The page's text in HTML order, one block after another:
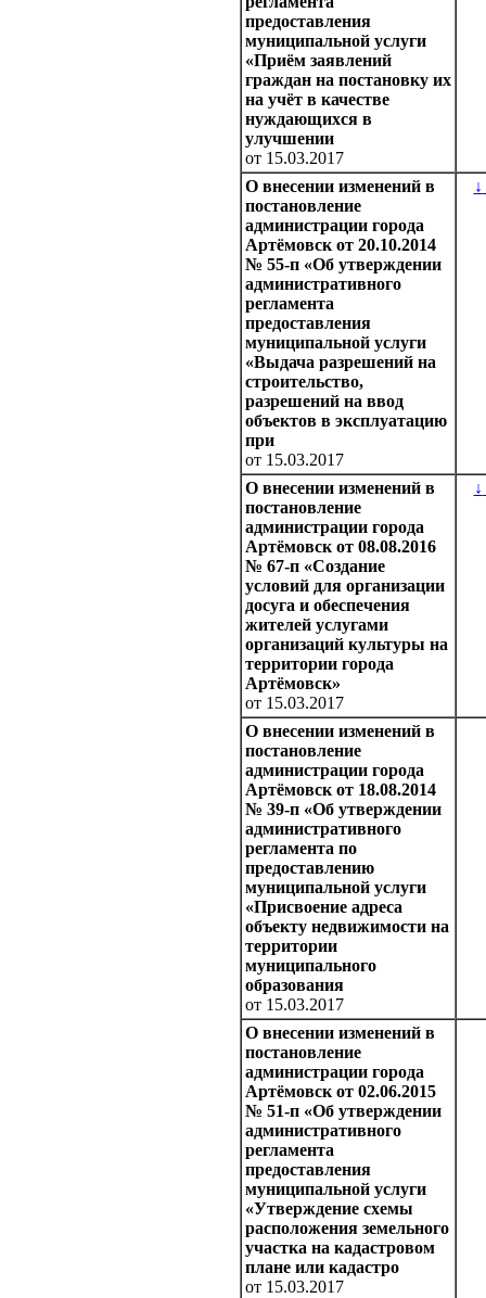
предоставления
муниципальной услуги
«Приём заявлений
граждан на постановку их
на учёт в качестве
нуждающихся в
улучшении
от 15.03.2017
О внесении изменений в
постановление
администрации города
Артёмовск от 20.10.2014
№ 55-п «Об утверждении
административного
регламента
предоставления
муниципальной услуги
«Выдача разрешений на
строительство,
разрешений на ввод
объектов в эксплуатацию
при
от 15.03.2017
↓
О внесении изменений в
постановление
администрации города
Артёмовск от 08.08.2016
№ 67-п «Создание
условий для организации
досуга и обеспечения
жителей услугами
организаций культуры на
территории города
Артёмовск»
от 15.03.2017
↓
О внесении изменений в
постановление
администрации города
Артёмовск от 18.08.2014
№ 39-п «Об утверждении
административного
регламента по
предоставлению
муниципальной услуги
«Присвоение адреса
объекту недвижимости на
территории
муниципального
образования
от 15.03.2017
О внесении изменений в
постановление
администрации города
Артёмовск от 02.06.2015
№ 51-п «Об утверждении
административного
регламента
предоставления
муниципальной услуги
«Утверждение схемы
расположения земельного
участка на кадастровом
плане или кадастро
от 15.03.2017